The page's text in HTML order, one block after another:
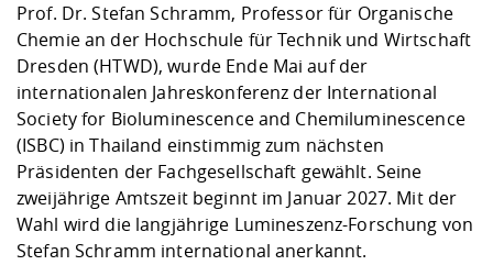
und Physik
Digitales Lernen
Fremdsprachen
Studentenwerk
Angebote der
Arbeit
Formulare und
Internationale
Kooperationen
Klimaschutz &
Förderverein
Maschinenbau
Qualitätssicherung
Prof. Dr. Stefan Schramm, Professor für Organische
Chemie an der Hochschule für Technik und Wirtschaft
Dresden (HTWD), wurde Ende Mai auf der
internationalen Jahreskonferenz der International
Society for Bioluminescence and Chemiluminescence
(ISBC) in Thailand einstimmig zum nächsten
Präsidenten der Fachgesellschaft gewählt. Seine
zweijährige Amtszeit beginnt im Januar 2027. Mit der
Wahl wird die langjährige Lumineszenz-Forschung von
Stefan Schramm international anerkannt.